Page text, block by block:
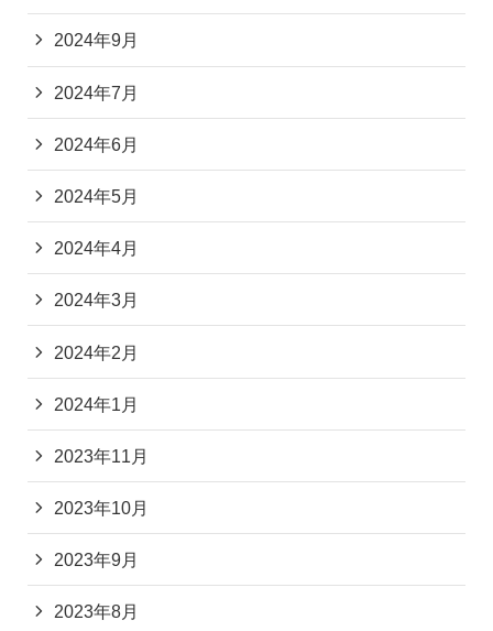
2024年9月
2024年7月
2024年6月
2024年5月
2024年4月
2024年3月
2024年2月
2024年1月
2023年11月
2023年10月
2023年9月
2023年8月